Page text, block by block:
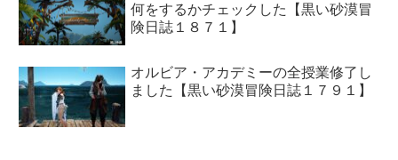
何をするかチェックした【黒い砂漠冒
険日誌１８７１】
オルビア・アカデミーの全授業修了し
ました【黒い砂漠冒険日誌１７９１】